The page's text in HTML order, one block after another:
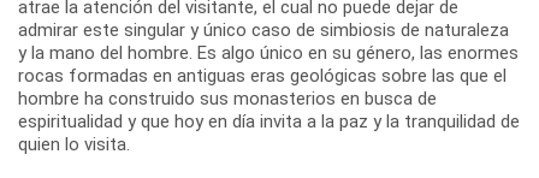
atrae la atención del visitante, el cual no puede dejar de
admirar este singular y único caso de simbiosis de naturaleza
y la mano del hombre. Es algo único en su género, las enormes
rocas formadas en antiguas eras geológicas sobre las que el
hombre ha construido sus monasterios en busca de
espiritualidad y que hoy en día invita a la paz y la tranquilidad de
quien lo visita.